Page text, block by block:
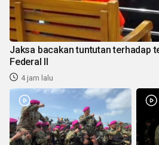
Jaksa bacakan tuntutan terhadap
Federal II
4 jam lalu